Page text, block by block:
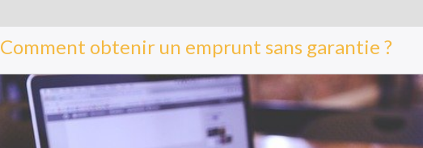
Comment obtenir un emprunt sans garantie ?